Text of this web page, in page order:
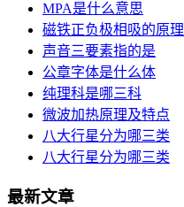
MPA是什么意思
磁铁正负极相吸的原理
声音三要素指的是
公章字体是什么体
纯理科是哪三科
微波加热原理及特点
八大行星分为哪三类
八大行星分为哪三类
最新文章